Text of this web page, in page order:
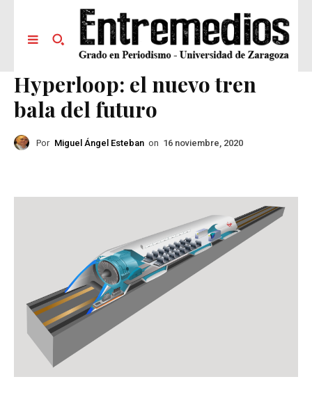
Hyperloop: el nuevo tren
bala del futuro
Por Miguel Ángel Esteban on 16 noviembre, 2020